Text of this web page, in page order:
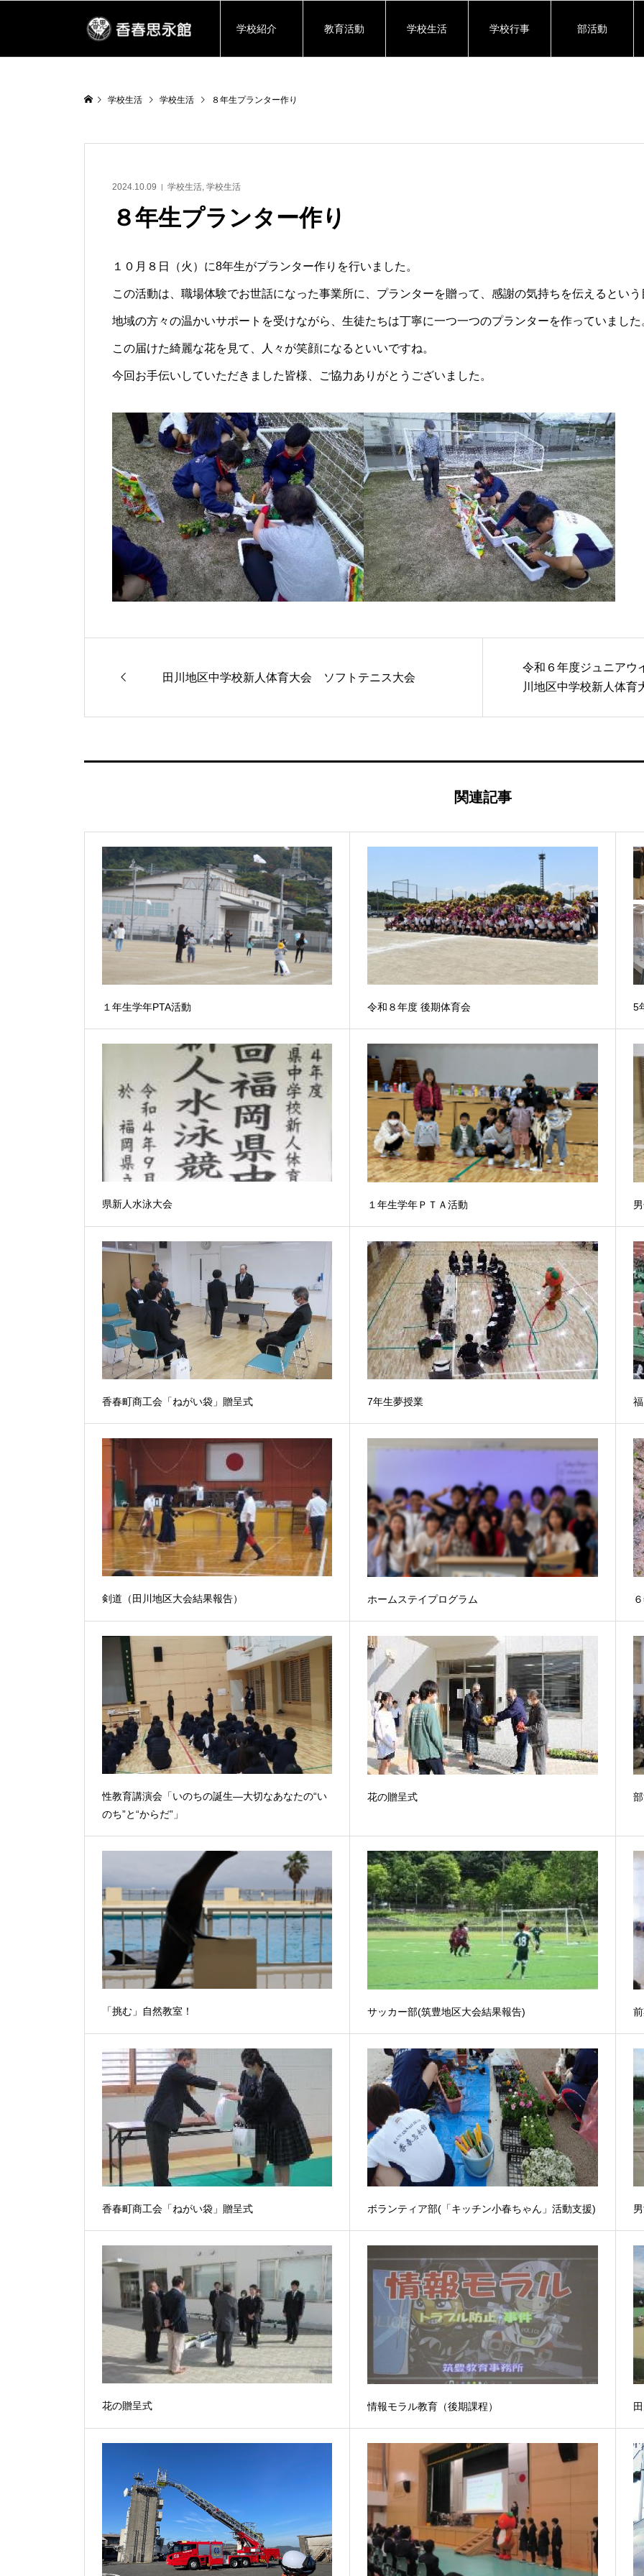
学校紹介 教育活動 学校生活 学校行事 部活動
学校生活 学校生活 ８年生プランター作り
2024.10.09 学校生活, 学校生活
８年生プランター作り
１０月８日（火）に8年生がプランター作りを行いました。
この活動は、職場体験でお世話になった事業所に、プランターを贈って、感謝の気持ちを伝えるとい
地域の方々の温かいサポートを受けながら、生徒たちは丁寧に一つ一つのプランターを作っていました
この届けた綺麗な花を見て、人々が笑顔になるといいですね。
今回お手伝いしていただきました皆様、ご協力ありがとうございました。
田川地区中学校新人体育大会 ソフトテニス大会
令和６年度ジュニアウ
川地区中学校新人体
関連記事
１年生学年PTA活動 令和８年度 後期体育会 5
県新人水泳大会 １年生学年ＰＴＡ活動
香春町商工会「ねがい袋」贈呈式 7年生夢授業
剣道（田川地区大会結果報告） ホームステイプログラム
性教育講演会「いのちの誕生―大切なあなたの“い
のち”と“からだ”」
花の贈呈式
「挑む」自然教室！ サッカー部(筑豊地区大会結果報告)
香春町商工会「ねがい袋」贈呈式 ボランティア部(「キッチン小春ちゃん」活動支援)
花の贈呈式 情報モラル教育（後期課程）